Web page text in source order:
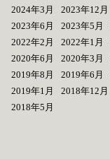
2024年3月
2023年12月
2023年6月
2023年5月
2022年2月
2022年1月
2020年6月
2020年3月
2019年8月
2019年6月
2019年1月
2018年12月
2018年5月